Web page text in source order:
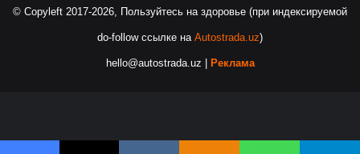
© Copyleft 2017-2026, Пользуйтесь на здоровье (при индексируемой
do-follow ссылке на Autostrada.uz)
hello@autostrada.uz | Реклама